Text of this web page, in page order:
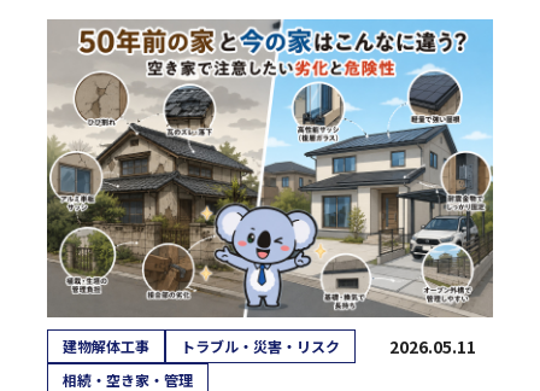
建物解体工事
トラブル・災害・リスク
相続・空き家・管理
2026.05.11